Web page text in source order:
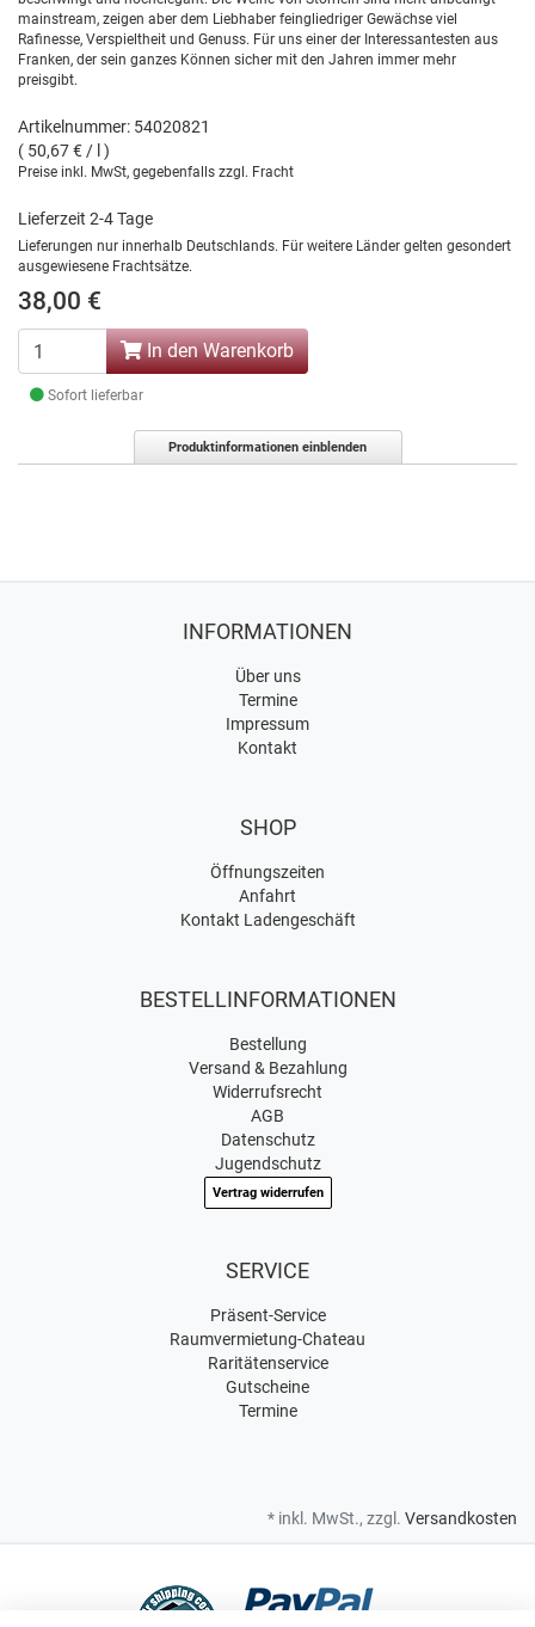
mainstream, zeigen aber dem Liebhaber feingliedriger Gewächse viel
Rafinesse, Verspieltheit und Genuss. Für uns einer der Interessantesten aus
Franken, der sein ganzes Können sicher mit den Jahren immer mehr
preisgibt.
Artikelnummer: 54020821
( 50,67 € / l )
Preise inkl. MwSt, gegebenfalls zzgl. Fracht
Lieferzeit 2-4 Tage
Lieferungen nur innerhalb Deutschlands. Für weitere Länder gelten gesondert
ausgewiesene Frachtsätze.
38,00 €
In den Warenkorb
Sofort lieferbar
Produktinformationen einblenden
INFORMATIONEN
Über uns
Termine
Impressum
Kontakt
SHOP
Öffnungszeiten
Anfahrt
Kontakt Ladengeschäft
BESTELLINFORMATIONEN
Bestellung
Versand & Bezahlung
Widerrufsrecht
AGB
Datenschutz
Jugendschutz
Vertrag widerrufen
SERVICE
Präsent-Service
Raumvermietung-Chateau
Raritätenservice
Gutscheine
Termine
* inkl. MwSt., zzgl. Versandkosten